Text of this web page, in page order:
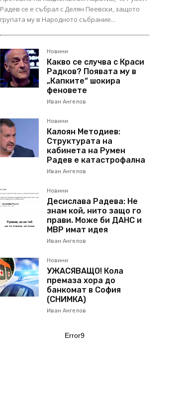
Радев се е събрал с Делян Пеевски, защото
групата му в Народното събрание...
Новини
Какво се случва с Краси
Радков? Появата му в
„Капките“ шокира
феновете
Иван Ангелов
Новини
Калоян Методиев:
Структурата на
кабинета на Румен
Радев е катастрофална
Иван Ангелов
Новини
Десислава Радева: Не
знам кой, нито защо го
прави. Може би ДАНС и
МВР имат идея
Иван Ангелов
Новини
УЖАСЯВАЩО! Кола
премаза хора до
банкомат в София
(СНИМКА)
Иван Ангелов
Error9